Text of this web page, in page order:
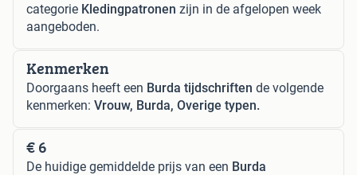
categorie Kledingpatronen zijn in de afgelopen week
aangeboden.
Kenmerken
Doorgaans heeft een Burda tijdschriften de volgende
kenmerken: Vrouw, Burda, Overige typen.
€ 6
De huidige gemiddelde prijs van een Burda